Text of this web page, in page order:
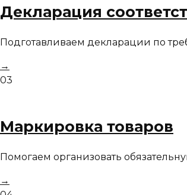
Декларация
Подготавливаем декларации по
→
03
Маркировка товаров
Помогаем организовать
→